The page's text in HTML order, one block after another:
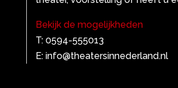
Bekijk de mogelijkheden
T: 0594-555013
E: info@theatersinnederland.nl